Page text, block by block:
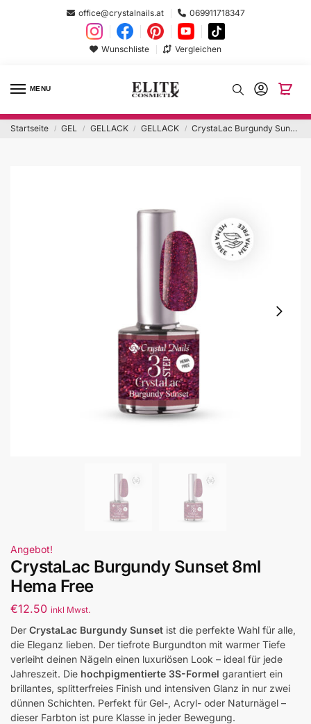
office@crystalnails.at 069911718347
Wunschliste Vergleichen
MENU
Startseite / GEL / GELLACK / GELLACK / CrystaLac Burgundy Sunset 8ml Hema Free
Angebot!
CrystaLac Burgundy Sunset 8ml
Hema Free
€12.50 inkl Mwst.
Der CrystaLac Burgundy Sunset ist die perfekte Wahl für alle,
die Eleganz lieben. Der tiefrote Burgundton mit warmer Tiefe
verleiht deinen Nägeln einen luxuriösen Look – ideal für jede
Jahreszeit. Die hochpigmentierte 3S-Formel garantiert ein
brillantes, splitterfreies Finish und intensiven Glanz in nur zwei
dünnen Schichten. Perfekt für Gel-, Acryl- oder Naturnägel –
dieser Farbton ist pure Klasse in jeder Bewegung.